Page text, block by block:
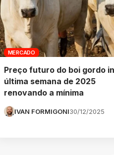
MERCADO
Preço futuro do boi gordo
última semana de 2025
renovando a mínima
IVAN FORMIGONI30/12/2025